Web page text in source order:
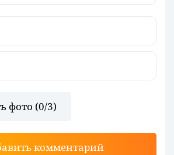
фото (0/3)
комментарий